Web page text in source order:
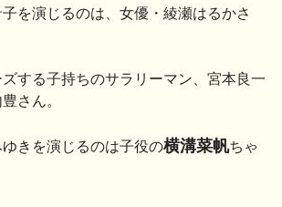
を演じるのは、女優・綾瀬はるかさ
する子持ちのサラリーマン、宮本良一
さん。
きを演じるのは子役の横溝菜帆ちゃ